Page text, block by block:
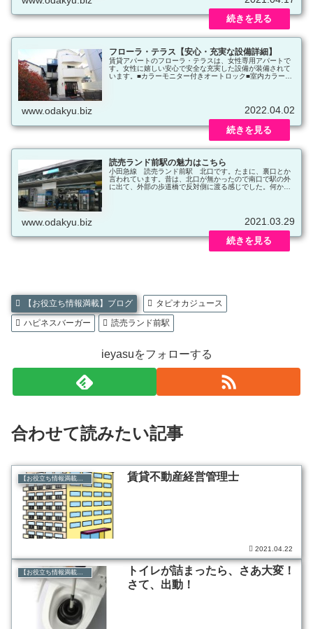
フローラ・テラス【安心・充実な設備詳細】
賃貸アパートのフローラ・テラスは、女性専用アパートで
す。女性に嬉しい安心で安全な充実した設備が装備されて
います。■カラーモニター付きオートロック■室内カラーモ
J:COMインターネットWi-Fi使い放題などなど
www.odakyu.biz 2022.04.02
読売ランド前駅の魅力はこちら
小田急線 読売ランド前駅 北口です。たまに、裏口とか
言われています。昔は、北口が無かったので南口で駅の外
に出て、外部の歩道橋で反対側に渡る感じでした。何かで
www.odakyu.biz 2021.03.29
【お役立ち情報満載】ブログ
タピオカジュース
ハピネスバーガー
読売ランド前駅
ieyasuをフォローする
合わせて読みたい記事
【お役立ち情報満載】ブログ 賃貸不動産経営管理士
2021.04.22
【お役立ち情報満載】ブログ
トイレが詰まったら、さあ大変！
さて、出動！